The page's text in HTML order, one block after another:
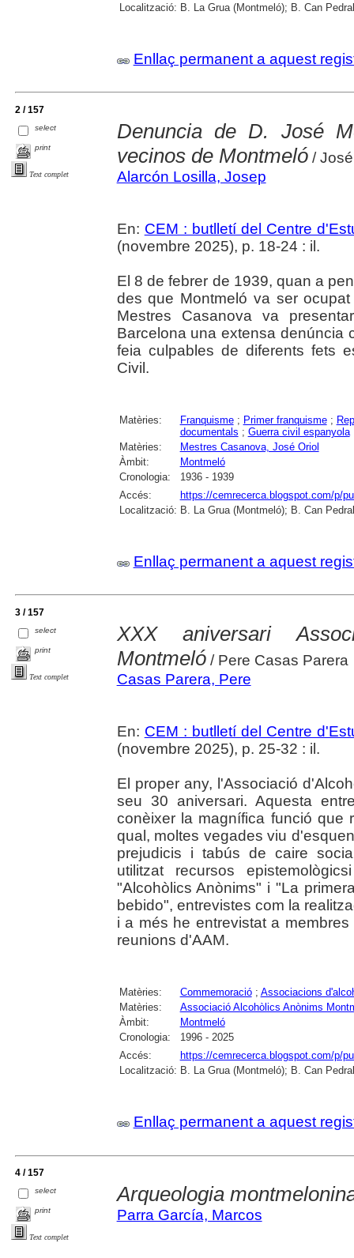
Localització: B. La Grua (Montmeló); B. Can
Enllaç permanent a aquest
2 / 157
select
print
Text complet
Denuncia de D. José
vecinos de Montmeló/ José
Alarcón Losilla, Josep
En: CEM : butlletí del Centre
(novembre 2025), p. 18-24 : il.
El 8 de febrer de 1939, quan a
des que Montmeló va ser
Mestres Casanova va
Barcelona una extensa denúncia
feia culpables de diferents fets
Civil.
Matèries: Franquisme; Primer franquisme;
documentals ; Guerra civil espanyola
Matèries:
Mestres Casanova, José Oriol
Àmbit:
Montmeló
Cronologia:
1936 - 1939
Accés:
https://cemrecerca.blogspot.com/p/
Localització: B. La Grua (Montmeló); B. Can
Enllaç permanent a aquest
3 / 157
select
print
Text complet
XXX aniversari
Montmeló/ Pere Casas Parera
Casas Parera, Pere
En: CEM : butlletí del Centre
(novembre 2025), p. 25-32 : il.
El proper any, l'Associació
seu 30 aniversari. Aquesta
conèixer la magnífica funció que
qual, moltes vegades viu
prejudicis i tabús de caire
utilitzat recursos
"Alcohòlics Anònims" i "La
bebido", entrevistes com la
i a més he entrevistat a
reunions d'AAM.
Matèries: Commemoració; Associacions
Matèries:
Associació Alcohòlics Anònims
Àmbit:
Montmeló
Cronologia:
1996 - 2025
Accés:
https://cemrecerca.blogspot.com/p/
Localització: B. La Grua (Montmeló); B. Can
Enllaç permanent a aquest
4 / 157
select
print
Text complet
Arqueologia
Parra García, Marcos